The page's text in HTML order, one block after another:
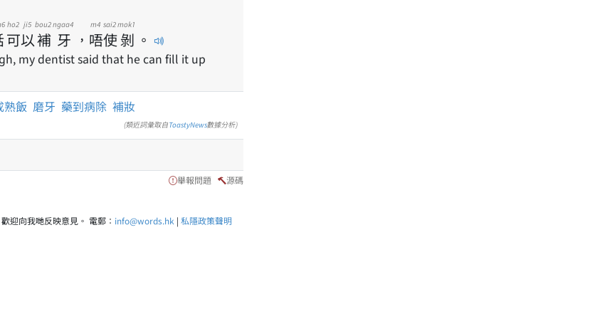
可
ho2
以
ji5
補
bou2
牙
ngaa4
， 唔
m4
使
sai2
剝
mok1
。
my dentist said that he can fill it up
熟飯 磨牙 藥到病除 補妝
(類近詞彙取自ToastyNews數據分析)
舉報問題 源碼
歡迎向我哋反映意見。 電郵： info@words.hk | 私隱政策聲明